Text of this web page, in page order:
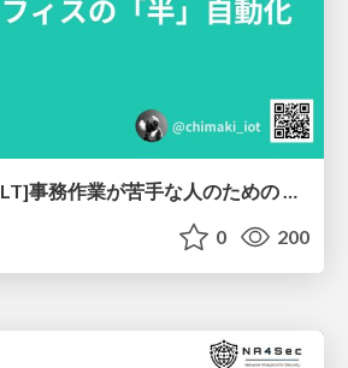
[ChatGPT Work LT]事務作業が苦手な人のための バックオフィスの「半」自動化
0 200